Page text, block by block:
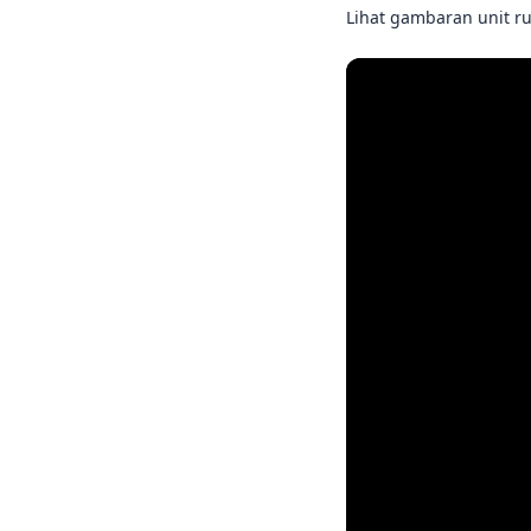
Lihat gambaran unit